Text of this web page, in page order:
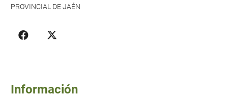
PROVINCIAL DE JAÉN
Información